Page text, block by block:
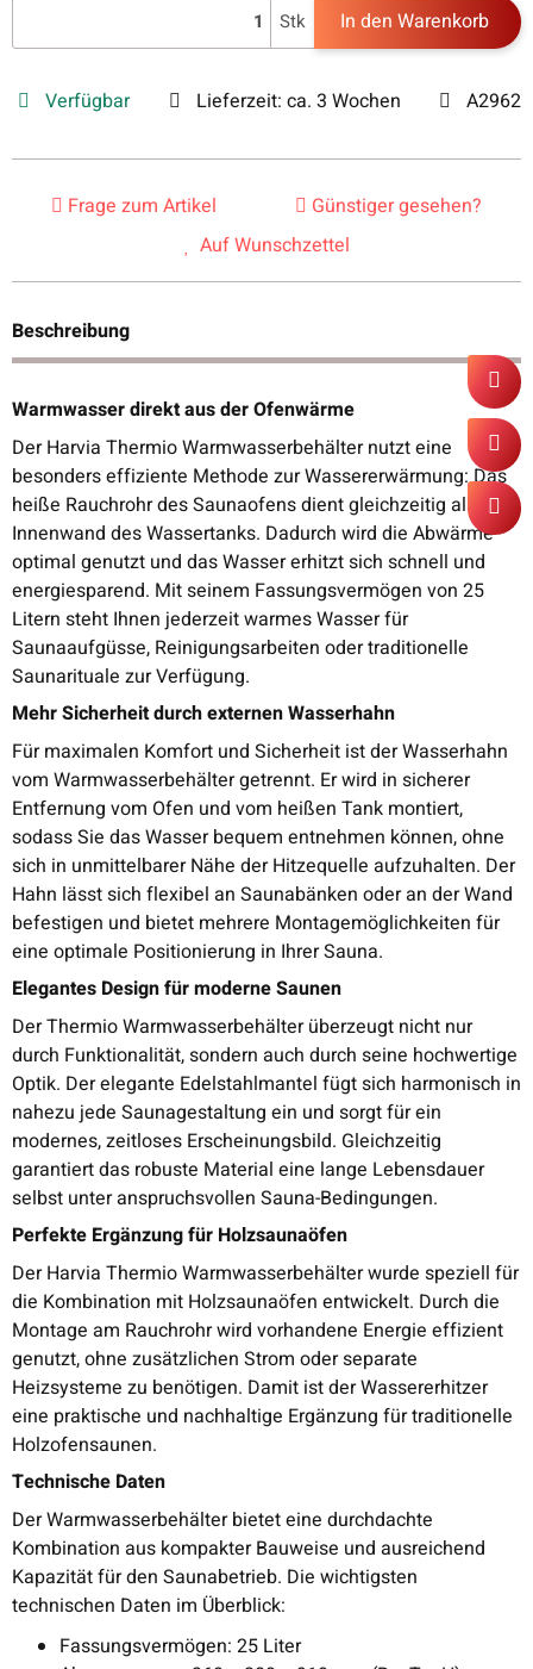
Stk In den Warenkorb
Verfügbar Lieferzeit: ca. 3 Wochen A2962
Frage zum Artikel
Günstiger gesehen?
Auf Wunschzettel
Beschreibung
Warmwasser direkt aus der Ofenwärme
Der Harvia Thermio Warmwasserbehälter nutzt eine
besonders effiziente Methode zur Wassererwärmung: Das
heiße Rauchrohr des Saunaofens dient gleichzeitig als
Innenwand des Wassertanks. Dadurch wird die Abwärme
optimal genutzt und das Wasser erhitzt sich schnell und
energiesparend. Mit seinem Fassungsvermögen von 25
Litern steht Ihnen jederzeit warmes Wasser für
Saunaaufgüsse, Reinigungsarbeiten oder traditionelle
Saunarituale zur Verfügung.
Mehr Sicherheit durch externen Wasserhahn
Für maximalen Komfort und Sicherheit ist der Wasserhahn
vom Warmwasserbehälter getrennt. Er wird in sicherer
Entfernung vom Ofen und vom heißen Tank montiert,
sodass Sie das Wasser bequem entnehmen können, ohne
sich in unmittelbarer Nähe der Hitzequelle aufzuhalten. Der
Hahn lässt sich flexibel an Saunabänken oder an der Wand
befestigen und bietet mehrere Montagemöglichkeiten für
eine optimale Positionierung in Ihrer Sauna.
Elegantes Design für moderne Saunen
Der Thermio Warmwasserbehälter überzeugt nicht nur
durch Funktionalität, sondern auch durch seine hochwertige
Optik. Der elegante Edelstahlmantel fügt sich harmonisch in
nahezu jede Saunagestaltung ein und sorgt für ein
modernes, zeitloses Erscheinungsbild. Gleichzeitig
garantiert das robuste Material eine lange Lebensdauer
selbst unter anspruchsvollen Sauna-Bedingungen.
Perfekte Ergänzung für Holzsaunaöfen
Der Harvia Thermio Warmwasserbehälter wurde speziell für
die Kombination mit Holzsaunaöfen entwickelt. Durch die
Montage am Rauchrohr wird vorhandene Energie effizient
genutzt, ohne zusätzlichen Strom oder separate
Heizsysteme zu benötigen. Damit ist der Wassererhitzer
eine praktische und nachhaltige Ergänzung für traditionelle
Holzofensaunen.
Technische Daten
Der Warmwasserbehälter bietet eine durchdachte
Kombination aus kompakter Bauweise und ausreichend
Kapazität für den Saunabetrieb. Die wichtigsten
technischen Daten im Überblick:
Fassungsvermögen: 25 Liter